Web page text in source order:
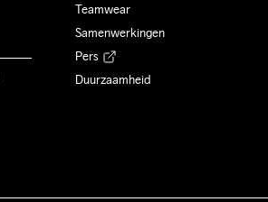
Teamwear
Samenwerkingen
Pers
Duurzaamheid